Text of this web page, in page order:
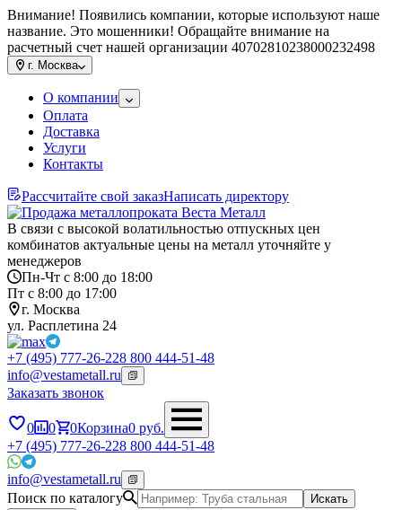
Внимание! Появились компании, которые используют наше
название. Это мошенники! Обращайте внимание на
расчетный счет нашей организации 40702810238000232498
г. Москва
О компании
Оплата
Доставка
Услуги
Контакты
Рассчитайте свой заказНаписать директору
В связи с высокой волатильностью отпускных цен
комбинатов актуальные цены на металл уточняйте у
менеджеров
Пн-Чт с 8:00 до 18:00
Пт с 8:00 до 17:00
г. Москва
ул. Расплетина 24
+7 (495) 777-26-228 800 444-51-48
info@vestametall.ru
Заказать звонок
0 0 0Корзина0 руб.
+7 (495) 777-26-228 800 444-51-48
info@vestametall.ru
Поиск по каталогу
Искать